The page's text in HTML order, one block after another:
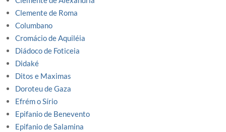
Clemente de Roma
Columbano
Cromácio de Aquiléia
Diádoco de Foticeia
Didaké
Ditos e Maximas
Doroteu de Gaza
Efrém o Sírio
Epifanio de Benevento
Epifanio de Salamina